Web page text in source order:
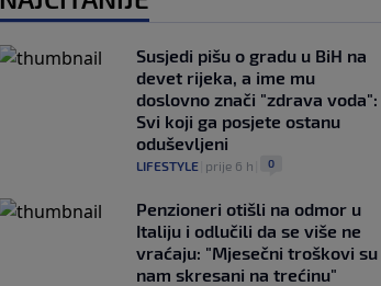
Susjedi pišu o gradu u BiH na
devet rijeka, a ime mu
doslovno znači "zdrava voda":
Svi koji ga posjete ostanu
oduševljeni
LIFESTYLE prije 6 h 0
Penzioneri otišli na odmor u
Italiju i odlučili da se više ne
vraćaju: "Mjesečni troškovi su
nam skresani na trećinu"